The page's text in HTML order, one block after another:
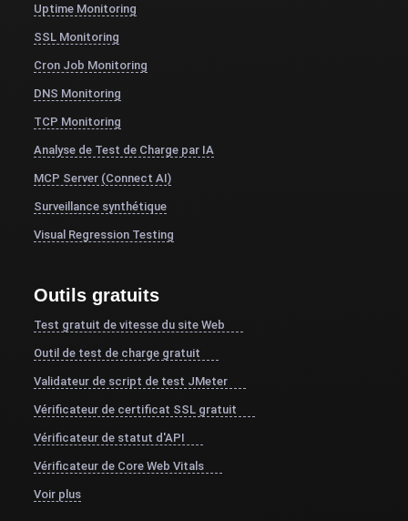
Uptime Monitoring
SSL Monitoring
Cron Job Monitoring
DNS Monitoring
TCP Monitoring
Analyse de Test de Charge par IA
MCP Server (Connect AI)
Surveillance synthétique
Visual Regression Testing
Outils gratuits
Test gratuit de vitesse du site Web
Outil de test de charge gratuit
Validateur de script de test JMeter
Vérificateur de certificat SSL gratuit
Vérificateur de statut d'API
Vérificateur de Core Web Vitals
Voir plus